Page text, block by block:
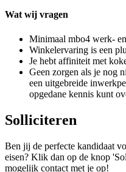
Wat wij vragen
Minimaal mbo4 werk-
Winkelervaring is een
Je hebt affiniteit met
Geen zorgen als je nog
een uitgebreide
opgedane kennis kunt
Solliciteren
Ben jij de perfecte kandidaat
eisen? Klik dan op de knop
mogelijk contact met je op!